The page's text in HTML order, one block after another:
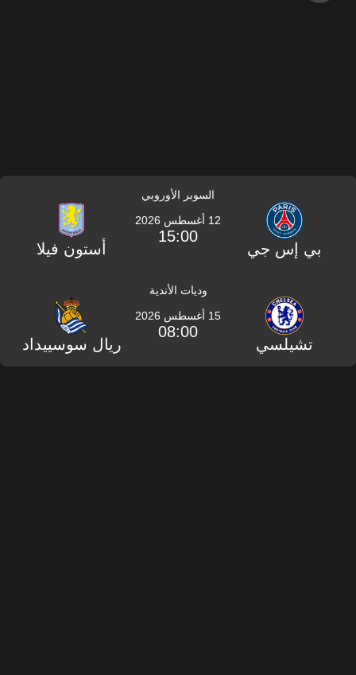
السوبر الأوروبي
بي إس جي
12 أغسطس 2026
15:00
أستون فيلا
وديات الأندية
تشيلسي
15 أغسطس 2026
08:00
ريال سوسييداد